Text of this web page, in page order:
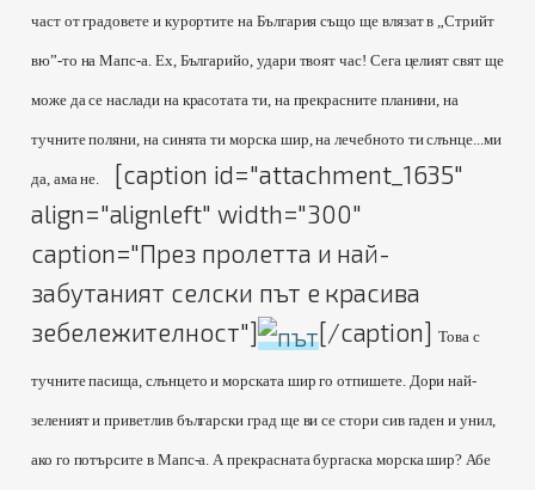
част от градовете и курортите на България също ще влязат в „Стрийт
вю”-то на Мапс-а. Ех, Българийо, удари твоят час! Сега целият свят ще
може да се наслади на красотата ти, на прекрасните планини, на
тучните поляни, на синята ти морска шир, на лечебното ти слънце...ми
да, ама не.
[caption id="attachment_1635"
align="alignleft" width="300"
caption="През пролетта и най-
забутаният селски път е красива
зебележителност"]
[/caption]Това с
тучните пасища, слънцето и морската шир го отпишете. Дори най-
зеленият и приветлив български град ще ви се стори сив гаден и унил,
ако го потърсите в Мапс-а. А прекрасната бургаска морска шир? Абе